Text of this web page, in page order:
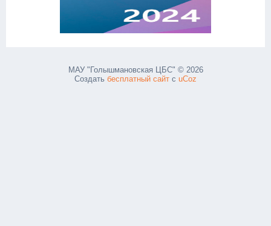
МАУ "Голышмановская ЦБС" © 2026
Создать бесплатный сайт с uCoz